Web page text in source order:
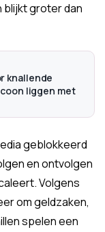
blijkt groter dan
knallende
liggen met
geblokkeerd
en ontvolgen
Volgens
om geldzaken,
spelen een